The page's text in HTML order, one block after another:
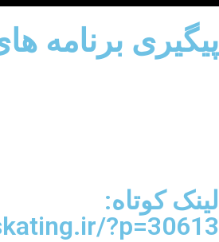
پیگیری برنامه
لینک کوتاه:
?p=30613